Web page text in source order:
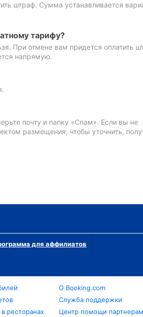
штраф. Сумма устанавливается
тарифу?
При отмене вам придется оплатить
напрямую.
почту и папку «Спам». Если вы не
размещения, чтобы уточнить,
для аффилиатов
ресторанах
О Booking.com
Служба поддержки
Центр помощи партнерам